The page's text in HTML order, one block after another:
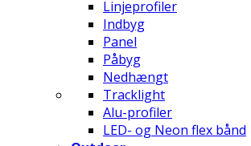
Linjeprofiler
Indbyg
Panel
Påbyg
Nedhængt
Tracklight
Alu-profiler
LED- og Neon flex bånd